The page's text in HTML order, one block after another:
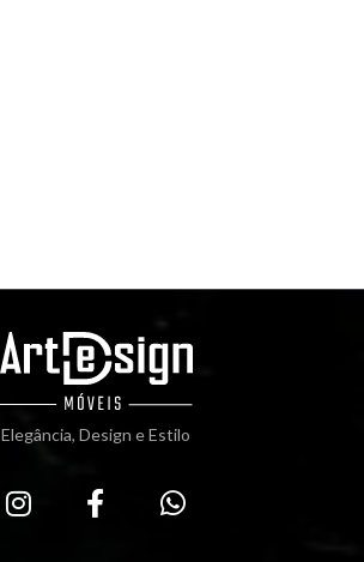
Elegância, Design e Estilo